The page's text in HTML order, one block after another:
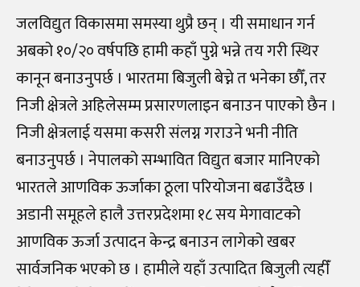
जलविद्युत विकासमा समस्या थुप्रै छन् । यी समाधान गर्न
अबको १०/२० वर्षपछि हामी कहाँ पुग्ने भन्ने तय गरी स्थिर
कानून बनाउनुपर्छ । भारतमा बिजुली बेच्ने त भनेका छौँ, तर
निजी क्षेत्रले अहिलेसम्म प्रसारणलाइन बनाउन पाएको छैन ।
निजी क्षेत्रलाई यसमा कसरी संलग्न गराउने भनी नीति
बनाउनुपर्छ । नेपालको सम्भावित विद्युत बजार मानिएको
भारतले आणविक ऊर्जाका ठूला परियोजना बढाउँदैछ ।
अडानी समूहले हालै उत्तरप्रदेशमा १८ सय मेगावाटको
आणविक ऊर्जा उत्पादन केन्द्र बनाउन लागेको खबर
सार्वजनिक भएको छ । हामीले यहाँ उत्पादित बिजुली त्यहीँ